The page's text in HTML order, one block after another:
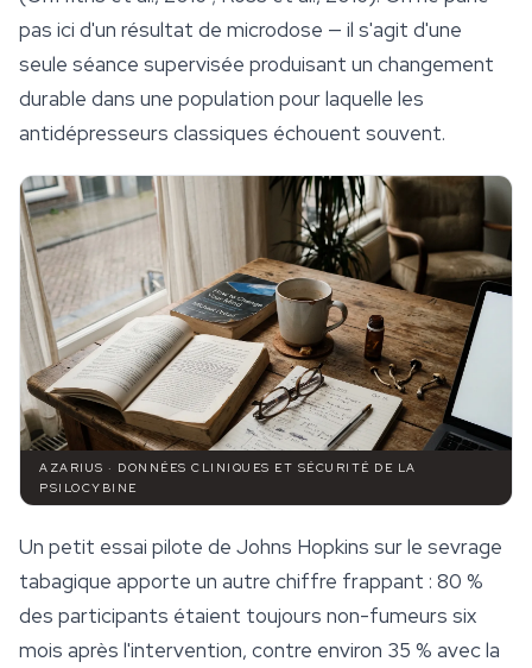
pas ici d'un résultat de microdose — il s'agit d'une
seule séance supervisée produisant un changement
durable dans une population pour laquelle les
antidépresseurs classiques échouent souvent.
AZARIUS · DONNÉES CLINIQUES ET SÉCURITÉ DE LA
PSILOCYBINE
Un petit essai pilote de Johns Hopkins sur le sevrage
tabagique apporte un autre chiffre frappant : 80 %
des participants étaient toujours non-fumeurs six
mois après l'intervention, contre environ 35 % avec la